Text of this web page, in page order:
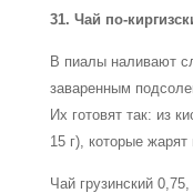
31. Чай по-
В пиалы наливают
заваренным
Их готовят так: из
15 г), которые
Чай грузинский